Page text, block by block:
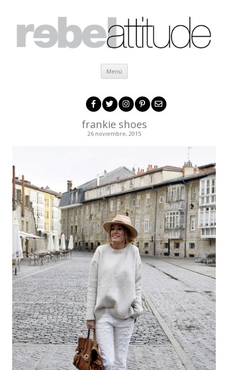
Menú Ir al contenido
frankie shoes
26 noviembre, 2015